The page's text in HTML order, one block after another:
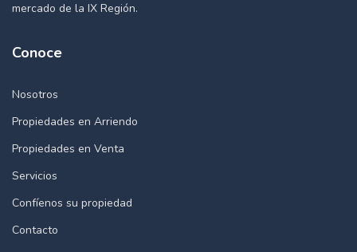
mercado de la IX Región.
Conoce
Nosotros
Propiedades en Arriendo
Propiedades en Venta
Servicios
Confíenos su propiedad
Contacto